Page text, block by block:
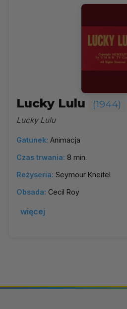
Lucky Lulu (1944)
Lucky Lulu
Gatunek: Animacja
Czas trwania: 8 min.
Reżyseria: Seymour Kneitel
Obsada: Cecil Roy
więcej